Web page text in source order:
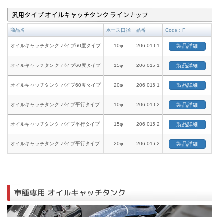
汎用タイプ オイルキャッチタンク ラインナップ
商品名 ホース口径 品番 Code：F
オイルキャッチタンク パイプ60度タイプ 10φ 206 010 1 製品詳細
オイルキャッチタンク パイプ60度タイプ 15φ 206 015 1 製品詳細
オイルキャッチタンク パイプ60度タイプ 20φ 206 016 1 製品詳細
オイルキャッチタンク パイプ平行タイプ 10φ 206 010 2 製品詳細
オイルキャッチタンク パイプ平行タイプ 15φ 206 015 2 製品詳細
オイルキャッチタンク パイプ平行タイプ 20φ 206 016 2 製品詳細
車種専用 オイルキャッチタンク